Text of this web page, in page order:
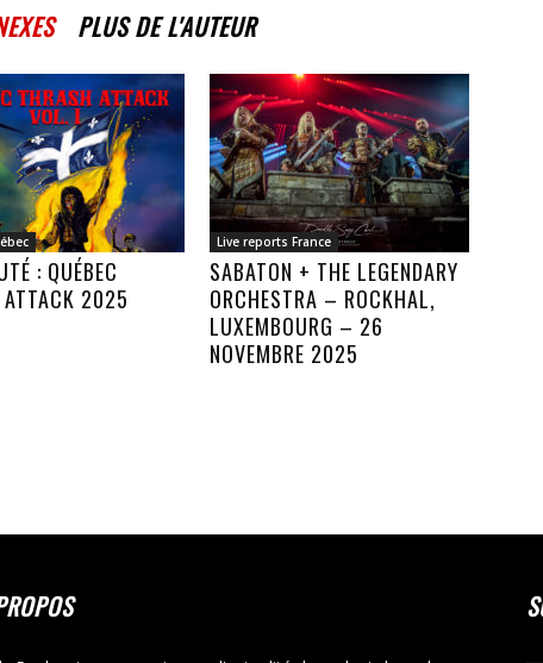
PLUS DE L'AUTEUR
: QUÉBEC
ATTACK 2025
Live reports France
SABATON + THE LEGENDARY
ORCHESTRA – ROCKHAL,
LUXEMBOURG – 26
NOVEMBRE 2025